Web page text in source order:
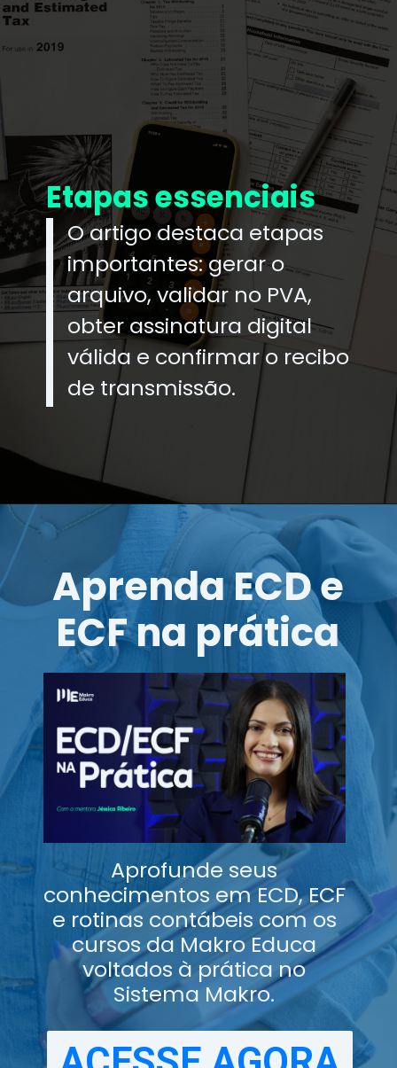
Etapas essenciais
O artigo destaca etapas
importantes: gerar o
arquivo, validar no PVA,
obter assinatura digital
válida e confirmar o recibo
de transmissão.
Aprofunde seus
conhecimentos em ECD, ECF
e rotinas contábeis com os
cursos da Makro Educa
voltados à prática no
Sistema Makro.
Aprenda ECD e
ECF na prática